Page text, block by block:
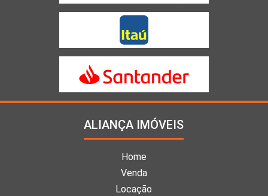
ALIANÇA IMÓVEIS
Home
Venda
Locação